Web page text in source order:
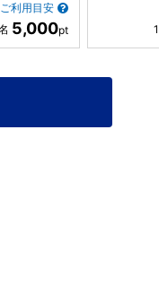
ご利用目安
5,000